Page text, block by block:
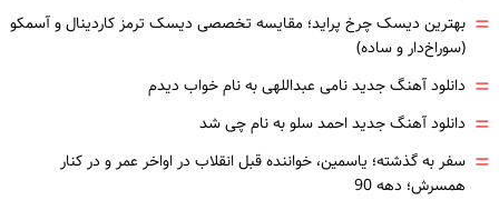
= بهترین دیسک چرخ پراید؛ مقایسه تخصصی دیسک ترمز کاردینال و آسمکو
(سوراخ‌دار و ساده)
= دانلود آهنگ جدید نامی عبداللهی به نام خواب دیدم
= دانلود آهنگ جدید احمد سلو به نام چی شد
= سفر به گذشته؛ یاسمین، خواننده قبل انقلاب در اواخر عمر و در کنار
همسرش؛ دهه 90